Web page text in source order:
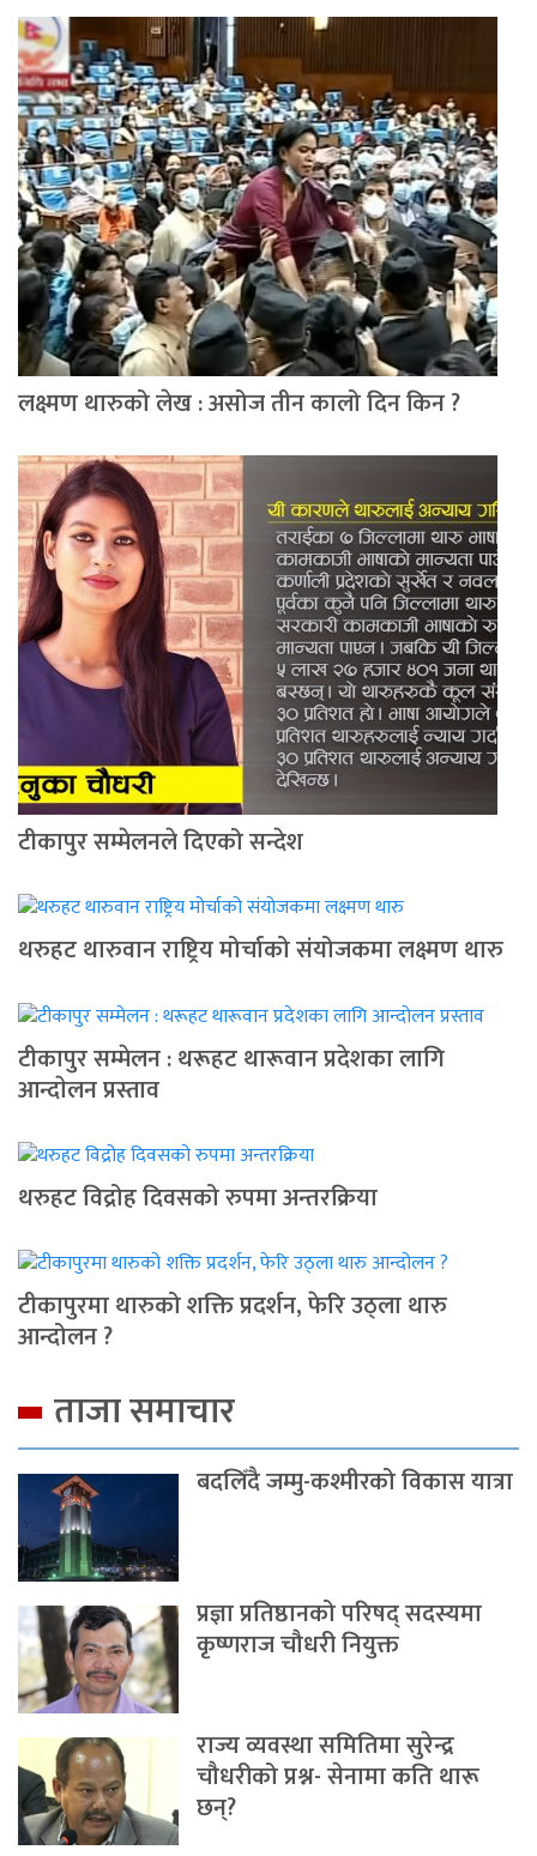
लक्ष्मण थारुको लेख : असोज तीन कालो दिन किन ?
टीकापुर सम्मेलनले दिएको सन्देश
थरुहट थारुवान राष्ट्रिय मोर्चाको संयोजकमा लक्ष्मण थारु
टीकापुर सम्मेलन : थरूहट थारूवान प्रदेशका लागि
आन्दाेलन प्रस्ताव
थरुहट विद्रोह दिवसको रुपमा अन्तरक्रिया
टीकापुरमा थारुको शक्ति प्रदर्शन, फेरि उठ्ला थारु
आन्दोलन ?
ताजा समाचार
बदलिँदै जम्मु-कश्मीरको विकास यात्रा
प्रज्ञा प्रतिष्ठानको परिषद् सदस्यमा
कृष्णराज चौधरी नियुक्त
राज्य व्यवस्था समितिमा सुरेन्द्र
चौधरीको प्रश्न- सेनामा कति थारू
छन्?